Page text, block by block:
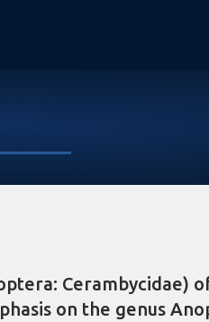
Cerambycidae)
on the genus